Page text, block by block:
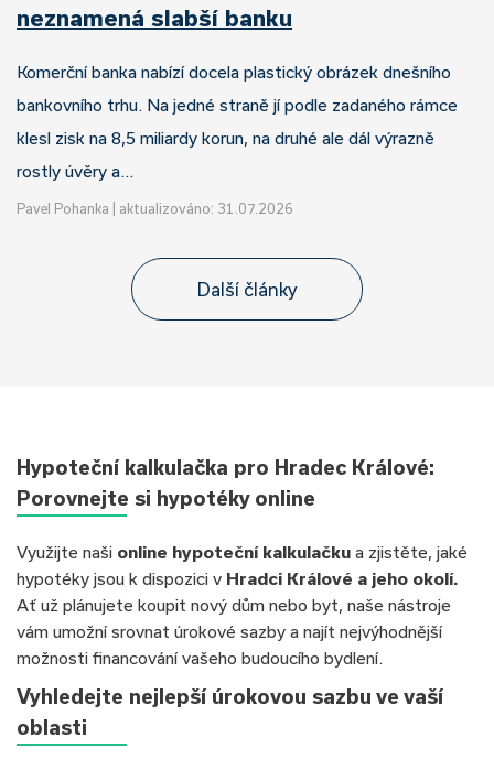
neznamená slabší banku
Komerční banka nabízí docela plastický obrázek dnešního
bankovního trhu. Na jedné straně jí podle zadaného rámce
klesl zisk na 8,5 miliardy korun, na druhé ale dál výrazně
rostly úvěry a…
Pavel Pohanka aktualizováno: 31.07.2026
Další články
Hypoteční kalkulačka pro Hradec Králové:
Porovnejte si hypotéky online
Využijte naši online hypoteční kalkulačku a zjistěte, jaké
hypotéky jsou k dispozici v Hradci Králové a jeho okolí.
Ať už plánujete koupit nový dům nebo byt, naše nástroje
vám umožní srovnat úrokové sazby a najít nejvýhodnější
možnosti financování vašeho budoucího bydlení.
Vyhledejte nejlepší úrokovou sazbu ve vaší
oblasti